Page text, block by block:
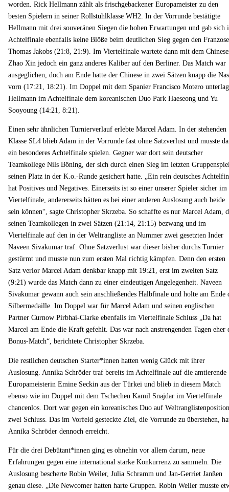
worden. Rick Hellmann zählt als frischgebackener Europameister zu den
besten Spielern in seiner Rollstuhlklasse WH2. In der Vorrunde bestätigte
Hellmann mit drei souveränen Siegen die hohen Erwartungen und gab sich
Achtelfinale ebenfalls keine Blöße beim deutlichen Sieg gegen den
Thomas Jakobs (21:8, 21:9). Im Viertelfinale wartete dann mit dem
Zhao Xin jedoch ein ganz anderes Kaliber auf den Berliner. Das Match war
ausgeglichen, doch am Ende hatte der Chinese in zwei Sätzen knapp die
vorn (17:21, 18:21). Im Doppel mit dem Spanier Francisco Motero unterlag
Hellmann im Achtelfinale dem koreanischen Duo Park Haeseong und Yu
Sooyoung (14:21, 8:21).
Einen sehr ähnlichen Turnierverlauf erlebte Marcel Adam. In der stehenden
Klasse SL4 blieb Adam in der Vorrunde fast ohne Satzverlust und musste
ein besonderes Achtelfinale spielen. Gegner war dort sein deutscher
Teamkollege Nils Böning, der sich durch einen Sieg im letzten
seinen Platz in der K.o.-Runde gesichert hatte. „Ein rein deutsches
hat Positives und Negatives. Einerseits ist so einer unserer Spieler sicher im
Viertelfinale, andererseits hätten es bei einer anderen Auslosung auch beide
sein können“, sagte Christopher Skrzeba. So schaffte es nur Marcel Adam,
seinen Teamkollegen in zwei Sätzen (21:14, 21:15) bezwang und im
Viertelfinale auf den in der Weltrangliste an Nummer zwei gesetzten Inder
Naveen Sivakumar traf. Ohne Satzverlust war dieser bisher durchs Turnier
gestürmt und musste nun zum ersten Mal richtig kämpfen. Denn den ersten
Satz verlor Marcel Adam denkbar knapp mit 19:21, erst im zweiten Satz
(9:21) wurde das Match dann zu einer eindeutigen Angelegenheit. Naveen
Sivakumar gewann auch sein anschließendes Halbfinale und holte am Ende
Silbermedaille. Im Doppel war für Marcel Adam und seinen englischen
Partner Curnow Pirbhai-Clarke ebenfalls im Viertelfinale Schluss „Da hat
Marcel am Ende die Kraft gefehlt. Das war nach anstrengenden Tagen eher
Bonus-Match“, berichtete Christopher Skrzeba.
Die restlichen deutschen Starter*innen hatten wenig Glück mit ihrer
Auslosung. Annika Schröder traf bereits im Achtelfinale auf die amtierende
Europameisterin Emine Seckin aus der Türkei und blieb in diesem Match
ebenso wie im Doppel mit dem Tschechen Kamil Snajdar im Viertelfinale
chancenlos. Dort war gegen ein koreanisches Duo auf Weltranglistenposition
zwei Schluss. Das im Vorfeld gesteckte Ziel, die Vorrunde zu überstehen,
Annika Schröder dennoch erreicht.
Für die drei Debütant*innen ging es ohnehin vor allem darum, neue
Erfahrungen gegen eine international starke Konkurrenz zu sammeln. Die
Auslosung bescherte Robin Weiler, Julia Schramm und Jan-Gerriet Janßen
genau diese. „Die Newcomer hatten harte Gruppen. Robin Weiler musste